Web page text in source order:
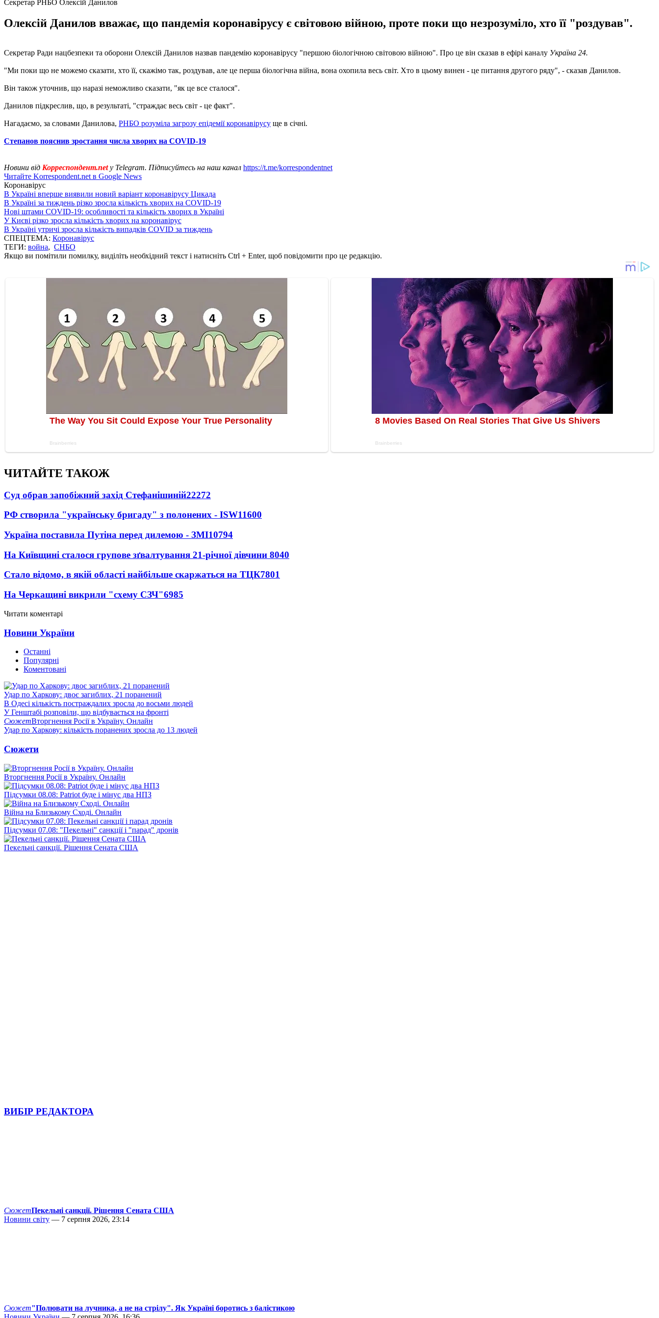
Секретар РНБО Олексій Данилов
Олексій Данилов вважає, що пандемія коронавірусу є світовою війною, проте поки що незрозуміло, хто її "роздував".
Секретар Ради нацбезпеки та оборони Олексій Данилов назвав пандемію коронавірусу "першою біологічною світовою війною". Про це він сказав в ефірі каналу Україна 24.
"Ми поки що не можемо сказати, хто її, скажімо так, роздував, але це перша біологічна війна, вона охопила весь світ. Хто в цьому винен - ​​це питання другого ряду", - сказав Данилов.
Він також уточнив, що наразі неможливо сказати, "як це все сталося".
Данилов підкреслив, що, в результаті, "страждає весь світ - це факт".
Нагадаємо, за словами Данилова, РНБО розуміла загрозу епідемії коронавірусу ще в січні.
Степанов пояснив зростання числа хворих на COVID-19
Новини від Корреспондент.net у Telegram. Підписуйтесь на наш канал https://t.me/korrespondentnet
Читайте Korrespondent.net в Google News
Коронавірус
В Україні вперше виявили новий варіант коронавірусу Цикада
В Україні за тиждень різко зросла кількість хворих на COVID-19
Нові штами COVID-19: особливості та кількість хворих в Україні
У Києві різко зросла кількість хворих на коронавірус
В Україні утричі зросла кількість випадків COVID за тиждень
СПЕЦТЕМА: Коронавірус
ТЕГИ: война, СНБО
Якщо ви помітили помилку, виділіть необхідний текст і натисніть Ctrl + Enter, щоб повідомити про це редакцію.
ЧИТАЙТЕ ТАКОЖ
Суд обрав запобіжний захід Стефанішиній22272
РФ створила "українську бригаду" з полонених - ISW11600
Україна поставила Путіна перед дилемою - ЗМІ10794
На Київщині сталося групове зґвалтування 21-річної дівчини 8040
Стало відомо, в якій області найбільше скаржаться на ТЦК7801
На Черкащині викрили "схему СЗЧ"6985
Читати коментарі
Новини України
Останні
Популярні
Коментовані
Удар по Харкову: двоє загиблих, 21 поранений
В Одесі кількість постраждалих зросла до восьми людей
У Генштабі розповіли, що відбувається на фронті
СюжетВторгнення Росії в Україну. Онлайн
Удар по Харкову: кількість поранених зросла до 13 людей
Сюжети
Вторгнення Росії в Україну. Онлайн
Підсумки 08.08: Patriot буде і мінус два НПЗ
Війна на Близькому Сході. Онлайн
Підсумки 07.08: "Пекельні" санкції і "парад" дронів
Пекельні санкції. Рішення Сената США
ВИБІР РЕДАКТОРА
СюжетПекельні санкції. Рішення Сената США
Новини світу — 7 серпня 2026, 23:14
Сюжет"Полювати на лучника, а не на стрілу". Як Україні боротись з балістикою